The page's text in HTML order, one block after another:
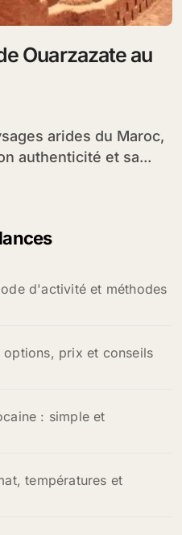
Ouarzazate au
authenticité et sa...
d'activité et méthodes
prix et conseils
: simple et
températures et